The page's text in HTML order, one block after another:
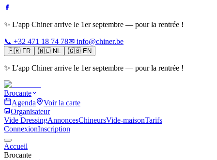
✨ L'app Chiner arrive le 1er septembre — pour la rentrée !
📞 +32 471 18 74 78✉ info@chiner.be
🇫🇷 FR 🇳🇱 NL 🇬🇧 EN
✨ L'app Chiner arrive le 1er septembre — pour la rentrée !
Brocante
Agenda
Voir la carte
Organisateur
Vide DressingAnnoncesChineursVide-maisonTarifs
ConnexionInscription
Accueil
Brocante